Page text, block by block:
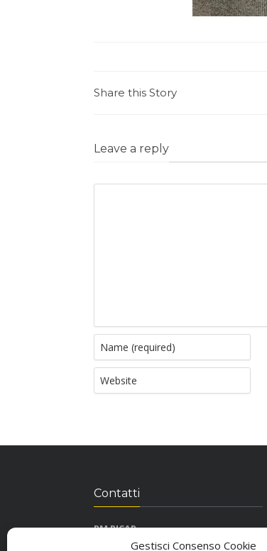
Gestisci Consenso Cookie
Share this Story
Leave a reply
Contatti
RM RICAR
Viale Principe, Traversa via Alfieri snc